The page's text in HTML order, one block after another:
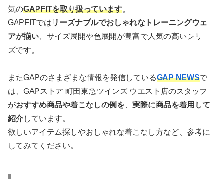
気のGAPFITを取り扱っています。
GAPFITでは リーズナブルでおしゃれなトレーニングウェ
アが揃い 、サイズ展開や色展開が豊富で人気の高いシリー
ズです。
またGAPのさまざまな情報を発信しているGAP NEWSで
は、GAPストア 町田東急ツインズ ウエスト店のスタッフ
がおすすめ商品や着こなしの例を、実際に商品を着用して
紹介しています。
欲しいアイテム探しやおしゃれな着こなし方など、参考に
してみてください。